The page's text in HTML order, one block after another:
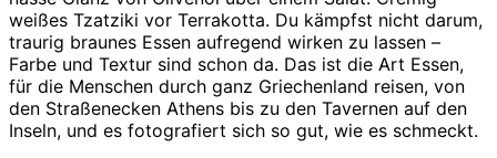
weißes Tzatziki vor Terrakotta. Du kämpfst nicht darum,
traurig braunes Essen aufregend wirken zu lassen –
Farbe und Textur sind schon da. Das ist die Art Essen,
für die Menschen durch ganz Griechenland reisen, von
den Straßenecken Athens bis zu den Tavernen auf den
Inseln, und es fotografiert sich so gut, wie es schmeckt.